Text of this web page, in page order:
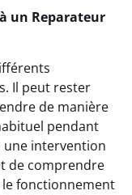
un Reparateur
Il peut rester
de manière
pendant
une intervention
de comprendre
fonctionnement